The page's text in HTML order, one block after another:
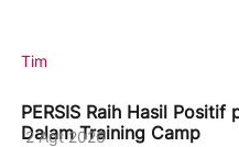
Tim
PERSIS Raih Hasil
Dalam Training Camp
2 Agt 2026